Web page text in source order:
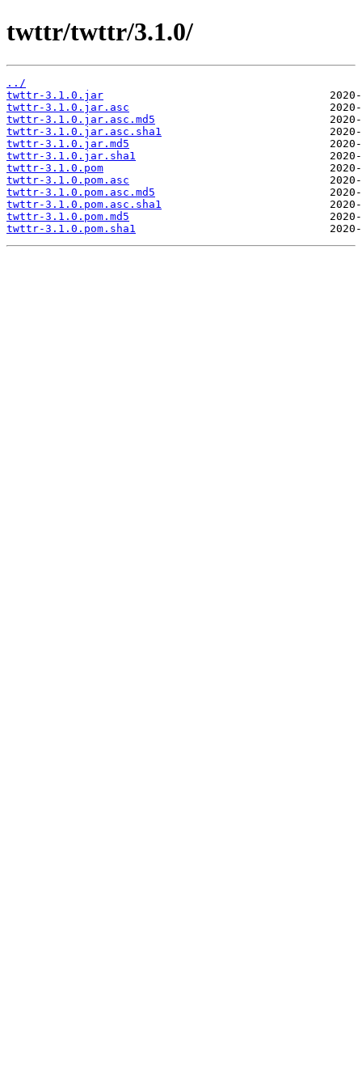
twttr/twttr/3.1.0/
../
twttr-3.1.0.jar
twttr-3.1.0.jar.asc
twttr-3.1.0.jar.asc.md5
twttr-3.1.0.jar.asc.sha1
twttr-3.1.0.jar.md5
twttr-3.1.0.jar.sha1
twttr-3.1.0.pom
twttr-3.1.0.pom.asc
twttr-3.1.0.pom.asc.md5
twttr-3.1.0.pom.asc.sha1
twttr-3.1.0.pom.md5
twttr-3.1.0.pom.sha1